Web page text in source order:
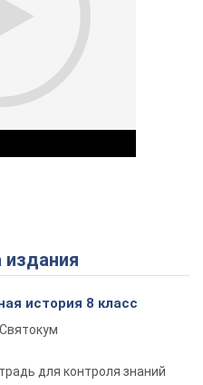
Play Video
издания
история 8 класс
для контроля знаний